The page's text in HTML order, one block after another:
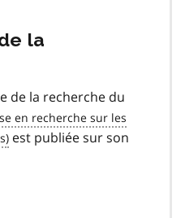
la
de la recherche du
est publiée sur son